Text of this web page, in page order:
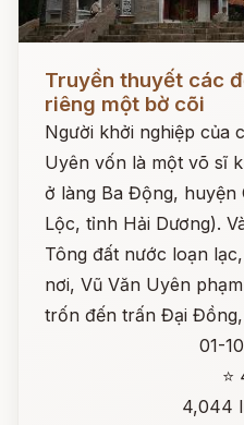
Đọc ngay
Truyền thuyết các
riêng một bờ cõi
Người khởi nghiệp của
Uyên vốn là một võ sĩ
ở làng Ba Động, huyện
Lộc, tỉnh Hải Dương).
Tông đất nước loạn
nơi, Vũ Văn Uyên
trốn đến trấn Đại Đồng,
01-
⭐
4,044